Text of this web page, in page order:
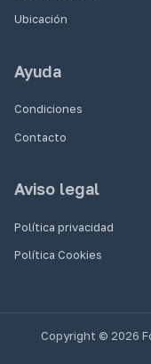
Ubicación
Ayuda
Condiciones
Contacto
Aviso legal
Política privacidad
Política Cookies
Copyright © 2026